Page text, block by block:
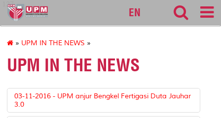
127
EN
» UPM IN THE NEWS »
UPM IN THE NEWS
03-11-2016 - UPM anjur Bengkel Fertigasi Duta Jauhar
3.0